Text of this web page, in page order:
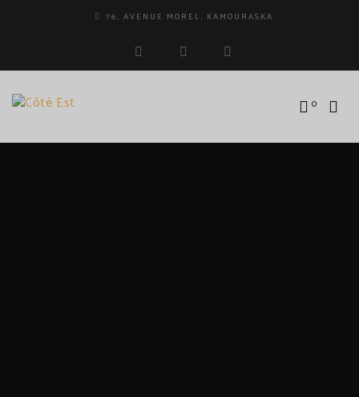
76, AVENUE MOREL, KAMOURASKA
facebook instagram
0